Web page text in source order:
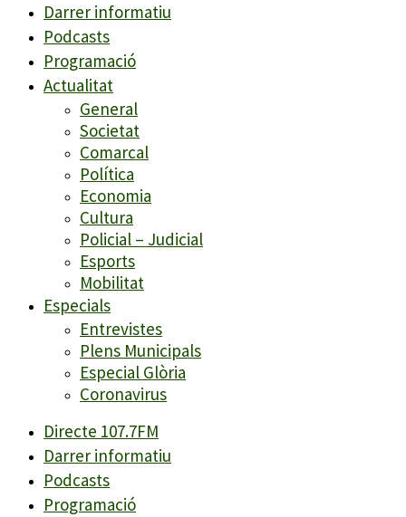
Darrer informatiu
Podcasts
Programació
Actualitat
General
Societat
Comarcal
Política
Economia
Cultura
Policial – Judicial
Esports
Mobilitat
Especials
Entrevistes
Plens Municipals
Especial Glòria
Coronavirus
Directe 107.7FM
Darrer informatiu
Podcasts
Programació